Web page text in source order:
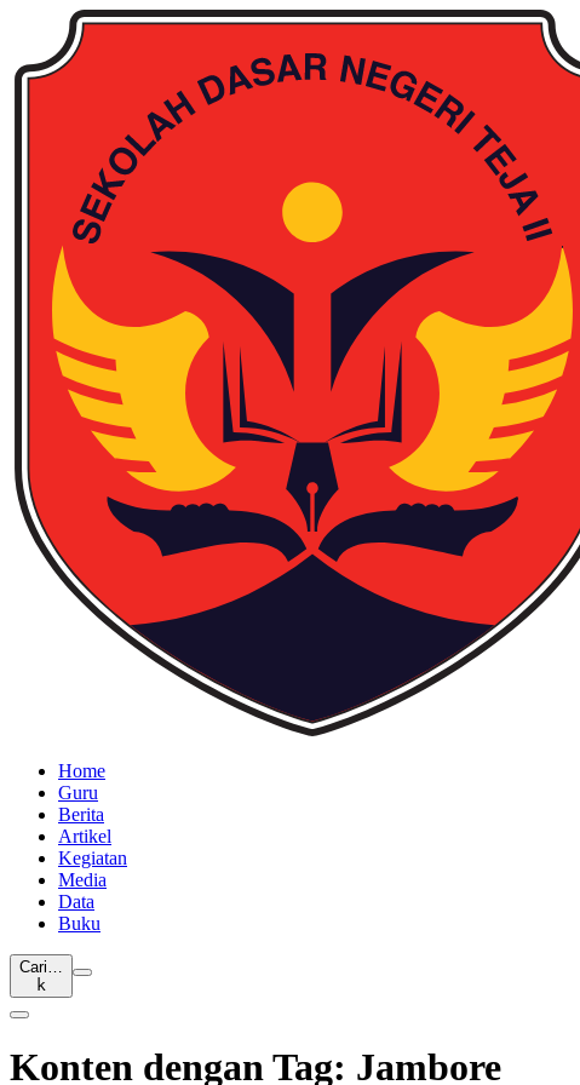
Home
Guru
Berita
Artikel
Kegiatan
Media
Data
Buku
Cari…
k
Konten dengan Tag: Jambore